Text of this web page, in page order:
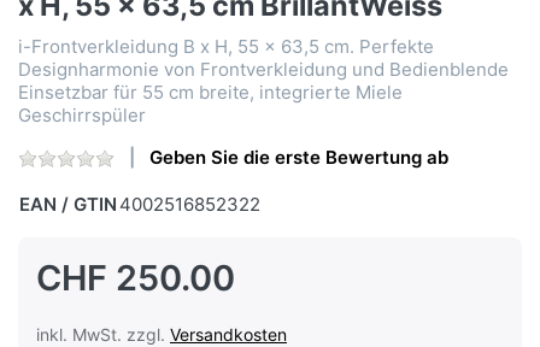
i-Frontverkleidung B x H, 55 x 63,5 cm. Perfekte
Designharmonie von Frontverkleidung und Bedienblende
Einsetzbar für 55 cm breite, integrierte Miele
Geschirrspüler
Geben Sie die erste Bewertung ab
EAN / GTIN 4002516852322
CHF 250.00
inkl. MwSt. zzgl. Versandkosten